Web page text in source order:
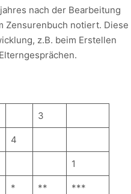
nach der Bearbeitung
Zensurenbuch notiert. Diese
z.B. beim Erstellen
3
4
1
* ** ***